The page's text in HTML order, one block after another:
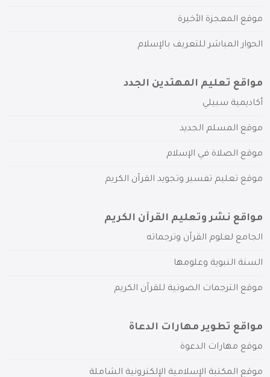
موقع المعجزة الأخيرة
الحوار المباشر للتعريف بالإسلام
مواقع تعليم المهتدين الجدد
أكاديمية سبيلي
موقع المسلم الجديد
موقع الصلاة في الإسلام
موقع تعليم تفسير وتجويد القرآن الكريم
مواقع نشر وتعليم القرآن الكريم
الجامع لعلوم القرآن وترجماته
السنة النبوية وعلومها
موقع الترجمات الصوتية للقرآن الكريم
مواقع تطوير مهارات الدعاة
موقع مهارات الدعوة
موقع المكتبة الإسلامية الإلكترونية الشاملة